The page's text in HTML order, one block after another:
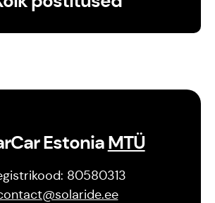
EstoniaMTÜ
80580313